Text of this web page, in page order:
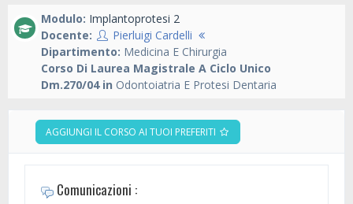
Modulo: Implantoprotesi 2
Docente:
Pierluigi Cardelli
Dipartimento: Medicina E Chirurgia
Corso Di Laurea Magistrale A Ciclo Unico
Dm.270/04 in Odontoiatria E Protesi Dentaria
AGGIUNGI IL CORSO AI TUOI PREFERITI
Comunicazioni :